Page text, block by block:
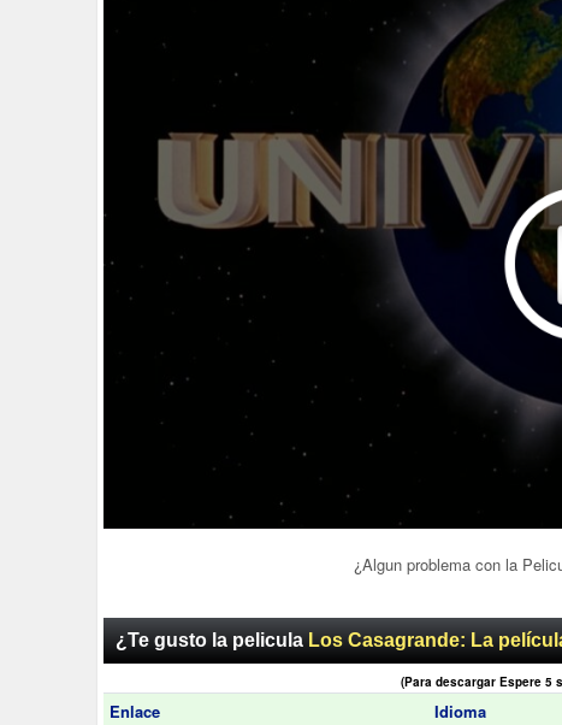
¿Algun problema con la
¿Te gusto la pelicula Los Casagrande: La
(Para descargar Espere 5
Enlace
Idioma